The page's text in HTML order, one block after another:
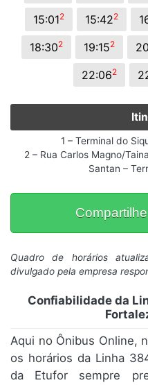
15:012 15:422
18:302 19:152
22:062
1 – Terminal do
2 – Rua Carlos Magno/
Santan –
Quadro de horários
divulgado pela empresa
Confiabilidade da
Aqui no Ônibus Online,
os horários da Linha
da Etufor sempre